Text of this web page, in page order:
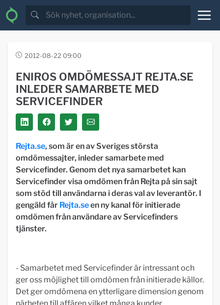
2012-08-22 09:00
ENIROS OMDÖMESSAJT REJTA.SE
INLEDER SAMARBETE MED
SERVICEFINDER
Rejta.se, som är en av Sveriges största
omdömessajter, inleder samarbete med
Servicefinder. Genom det nya samarbetet kan
Servicefinder visa omdömen från Rejta på sin sajt
som stöd till användarna i deras val av leverantör. I
gengäld får Rejta.seen ny kanal för initierade
omdömen från användare av Servicefinders
tjänster.
- Samarbetet med Servicefinder är intressant och
ger oss möjlighet till omdömen från initierade källor.
Det ger omdömena en ytterligare dimension genom